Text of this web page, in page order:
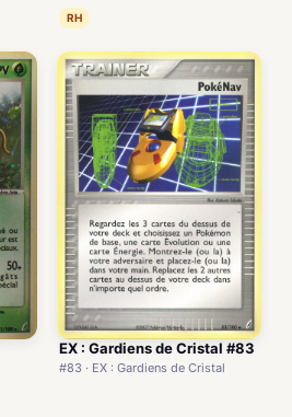
RH
EX : Gardiens de Cristal #83
#83 · EX : Gardiens de Cristal